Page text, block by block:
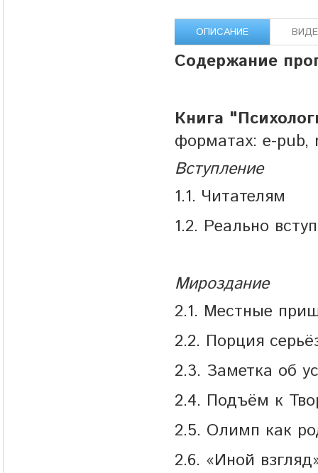
ОПИСАНИЕ
Содержание
Книга
форматах: e-
Вступление
1.1. Читателям
1.2. Реально
Мироздание
2.1. Местные
2.2. Порция
2.3. Заметка об
2.4. Подъём к
2.5. Олимп как
2.6. «Иной